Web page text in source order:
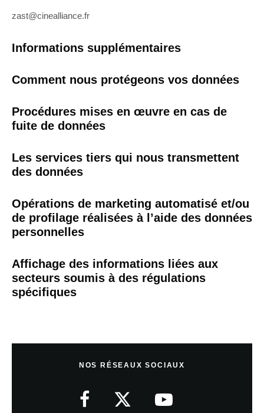
zast@cinealliance.fr
Informations supplémentaires
Comment nous protégeons vos données
Procédures mises en œuvre en cas de
fuite de données
Les services tiers qui nous transmettent
des données
Opérations de marketing automatisé et/ou
de profilage réalisées à l’aide des données
personnelles
Affichage des informations liées aux
secteurs soumis à des régulations
spécifiques
NOS RÉSEAUX SOCIAUX